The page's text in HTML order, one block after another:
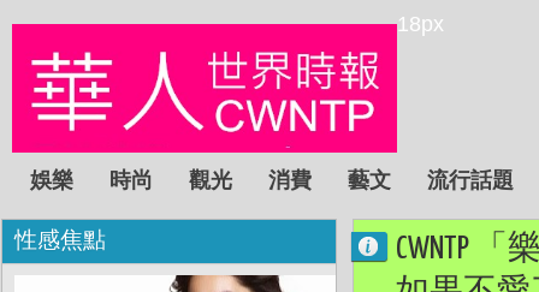
18px
娛樂 時尚 觀光 消費 藝文 流行話題
CWNTP
性感焦點